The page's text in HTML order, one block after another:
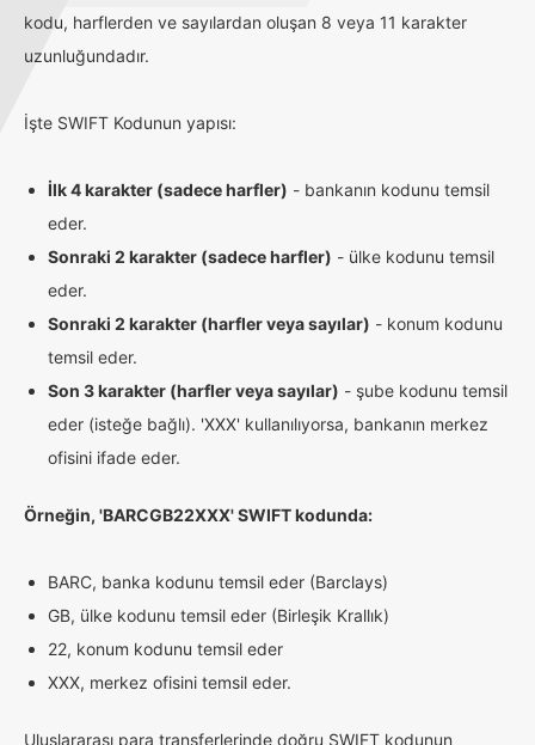
kodu, harflerden ve sayılardan oluşan 8 veya 11 karakter
uzunluğundadır.
İşte SWIFT Kodunun yapısı:
İlk 4 karakter (sadece harfler) - bankanın kodunu temsil
eder.
Sonraki 2 karakter (sadece harfler) - ülke kodunu temsil
eder.
Sonraki 2 karakter (harfler veya sayılar) - konum kodunu
temsil eder.
Son 3 karakter (harfler veya sayılar) - şube kodunu temsil
eder (isteğe bağlı). 'XXX' kullanılıyorsa, bankanın merkez
ofisini ifade eder.
Örneğin, 'BARCGB22XXX' SWIFT kodunda:
BARC, banka kodunu temsil eder (Barclays)
GB, ülke kodunu temsil eder (Birleşik Krallık)
22, konum kodunu temsil eder
XXX, merkez ofisini temsil eder.
Uluslararası para transferlerinde doğru SWIFT kodunun